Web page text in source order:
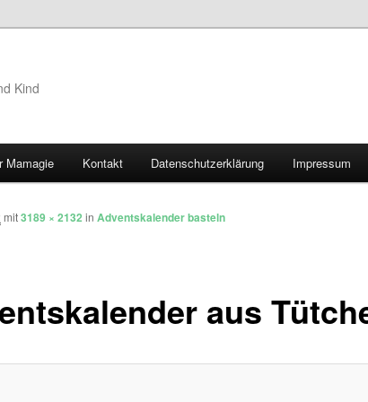
Kind
Mamagie Kontakt Datenschutzerklärung Impressum
aus
mit3189 × 2132 in Adventskalender basteln